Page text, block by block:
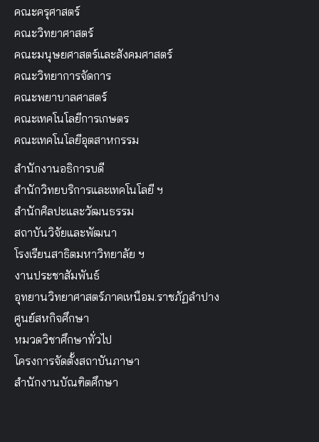
คณะครุศาสตร์
คณะวิทยาศาสตร์
คณะมนุษยศาสตร์และสังคมศาสตร์
คณะวิทยาการจัดการ
คณะพยาบาลศาสตร์
คณะเทคโนโลยีการเกษตร
คณะเทคโนโลยีอุตสาหกรรม
สำนักงานอธิการบดี
สำนักวิทยบริการและเทคโนโลยี ฯ
สำนักศิลปะและวัฒนธรรม
สถาบันวิจัยและพัฒนา
โรงเรียนสาธิตมหาวิทยาลัย ฯ
งานประชาสัมพันธ์
อุทยานวิทยาศาสตร์ภาคเหนือม.ราชภัฏลำปาง
ศูนย์สหกิจศึกษา
หมวดวิชาศึกษาทั่วไป
โครงการจัดตั้งสถาบันภาษา
สำนักงานบัณฑิตศึกษา